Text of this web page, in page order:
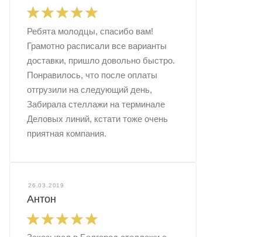
Ребята молодцы, спасибо вам!
Грамотно расписали все варианты
доставки, пришло довольно быстро.
Понравилось, что после оплаты
отгрузили на следующий день,
Забирала стеллажи на терминале
Деловых линий, кстати тоже очень
приятная компания.
26.03.2019
Антон